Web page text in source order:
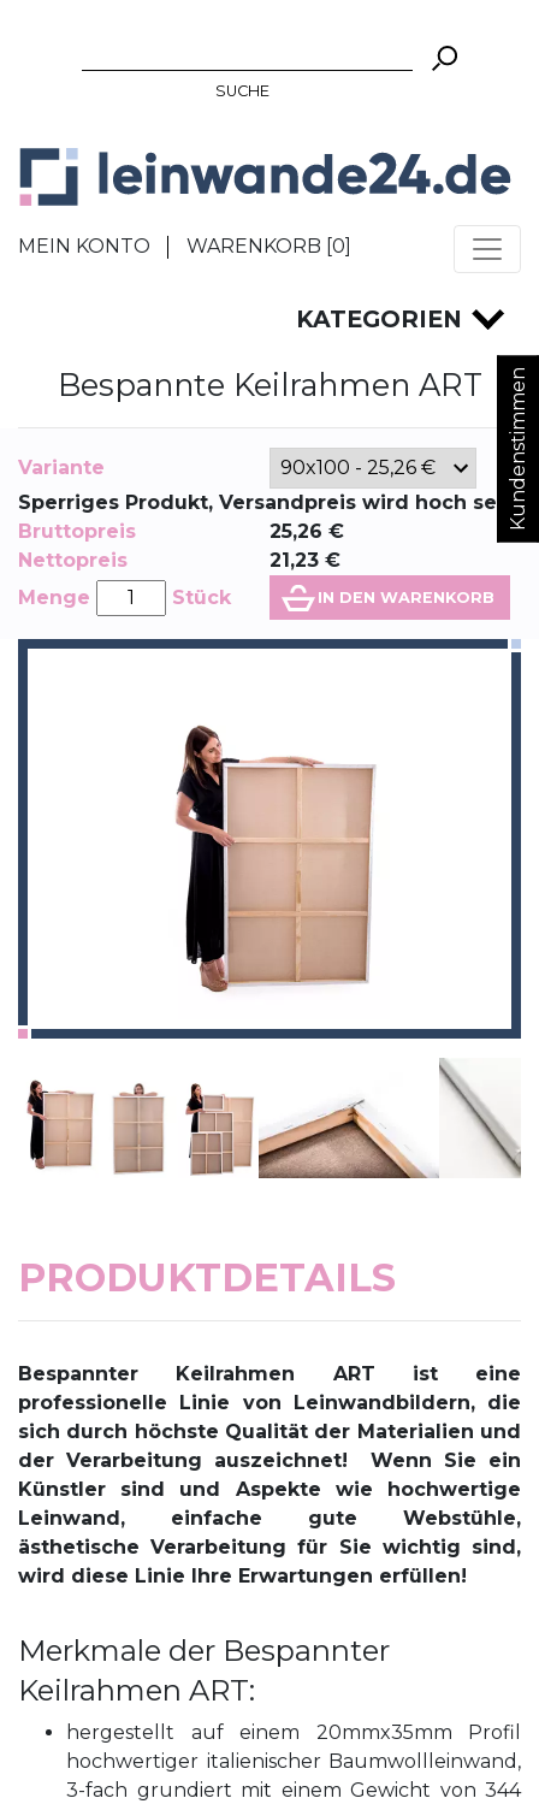
SUCHE
MEIN KONTO WARENKORB [0]
Kundenstimmen
KATEGORIEN
Bespannte Keilrahmen ART
Variante
Sperriges Produkt, Versandpreis wird hoch sein
Bruttopreis
25,26 €
Nettopreis
21,23 €
Menge
Stück IN DEN WARENKORB
PRODUKTDETAILS
Bespannter Keilrahmen ART ist eine
professionelle Linie von Leinwandbildern, die
sich durch höchste Qualität der Materialien und
der Verarbeitung auszeichnet!Wenn Sie ein
Künstler sind und Aspekte wie hochwertige
Leinwand, einfache gute Webstühle,
ästhetische Verarbeitung für Sie wichtig sind,
wird diese Linie Ihre Erwartungen erfüllen!
Merkmale der Bespannter
Keilrahmen ART:
hergestellt auf einem 20mmx35mm Profil
hochwertiger italienischer Baumwollleinwand,
3-fach grundiert mit einem Gewicht von 344